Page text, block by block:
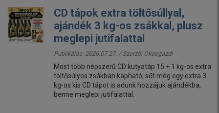
CD tápok extra töltősúllyal,
ajándék 3 kg-os zsákkal, plusz
meglepi jutifalattal
Publikálás: 2026.07.27. / Szerző: Okosgazdi
Most több népszerű CD kutyatáp 15 + 1 kg-os extra
töltősúlyos zsákban kapható, sőt még egy extra 3
kg-os kis CD tápot is adunk hozzájuk ajándékba,
benne meglepi jutifalattal.